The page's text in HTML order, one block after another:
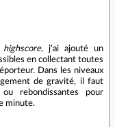
highscore, j'ai ajouté un
en collectant toutes
Dans les niveaux
de gravité, il faut
rebondissantes pour
minute.